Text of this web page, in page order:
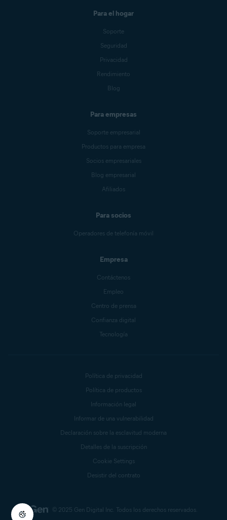
Para el hogar
Soporte
Seguridad
Privacidad
Rendimiento
Blog
Para empresas
Soporte empresarial
Productos para empresa
Socios empresariales
Blog empresarial
Afiliados
Para socios
Operadores de telefonía móvil
Empresa
Contáctenos
Empleo
Centro de prensa
Confianza digital
Tecnología
© 2025 Gen Digital Inc. Todos los derechos reservados.
Política de privacidad
Política de productos
Información legal
Informar de una vulnerabilidad
Declaración sobre la esclavitud moderna
Detalles de la suscripción
Cookie Settings
Desistir del contrato